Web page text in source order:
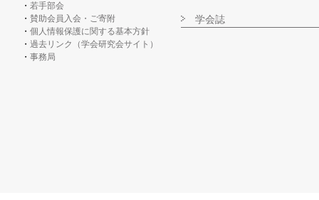
若手部会
賛助会員入会・ご寄附
個人情報保護に関する基本方針
過去リンク（学会研究会サイト）
事務局
学会誌